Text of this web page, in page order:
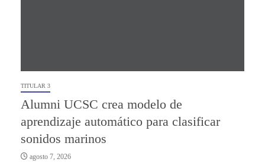
TITULAR 3
Alumni UCSC crea modelo de
aprendizaje automático para clasificar
sonidos marinos
agosto 7, 2026